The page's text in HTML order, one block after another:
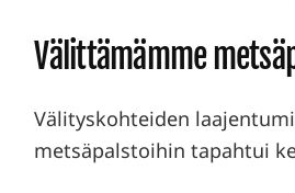
Välittämämme
Välityskohteiden
metsäpalstoihin tapahtui